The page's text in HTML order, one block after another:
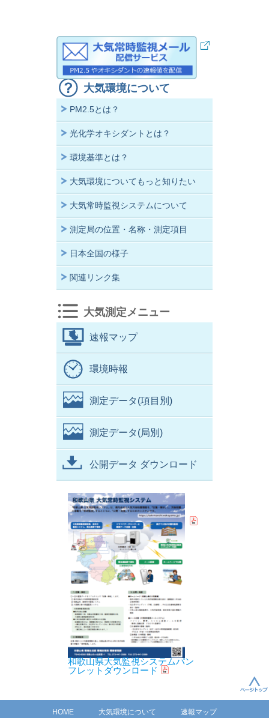
大気環境について
PM2.5とは？
光化学オキシダントとは？
環境基準とは？
大気環境についてもっと知りたい
大気常時監視システムについて
測定局の位置・名称・測定項目
日本全国の様子
関連リンク集
大気測定メニュー
速報マップ
環境時報
測定データ(項目別)
測定データ(局別)
公開データ ダウンロード
和歌山県大気監視システムパン
フレットダウンロード
HOME 大気環境について 速報マップ